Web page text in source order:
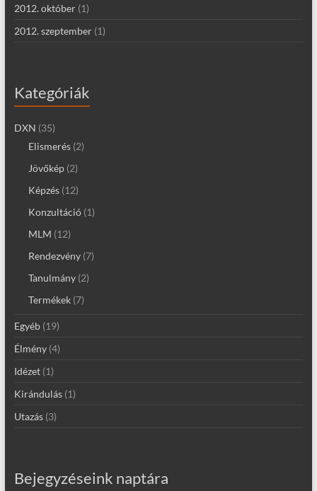
2012. október(1)
2012. szeptember(1)
Kategóriák
DXN (35)
Elismerés(2)
Jövőkép(2)
Képzés(12)
Konzultáció(1)
MLM (12)
Rendezvény(7)
Tanulmány(2)
Termékek(7)
Egyéb(19)
Élmény(4)
Idézet(1)
Kirándulás(1)
Utazás(3)
Bejegyzéseink naptára